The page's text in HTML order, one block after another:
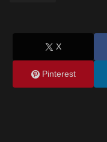
X
Pinterest